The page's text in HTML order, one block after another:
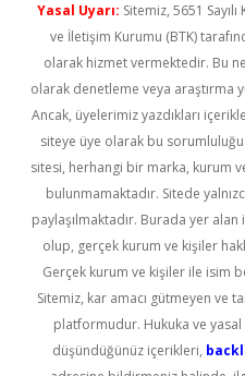
Yasal Uyarı: Sitemiz, 5651
ve İletişim Kurumu (BTK)
olarak hizmet vermektedir. Bu
olarak denetleme veya araştırma
Ancak, üyelerimiz yazdıkları
siteye üye olarak bu
sitesi, herhangi bir marka, kurum
bulunmamaktadır. Sitede
paylaşılmaktadır. Burada yer
olup, gerçek kurum ve kişiler
Gerçek kurum ve kişiler ile isim
Sitemiz, kar amacı gütmeyen ve
platformudur. Hukuka ve yasal
düşündüğünüz içerikleri,